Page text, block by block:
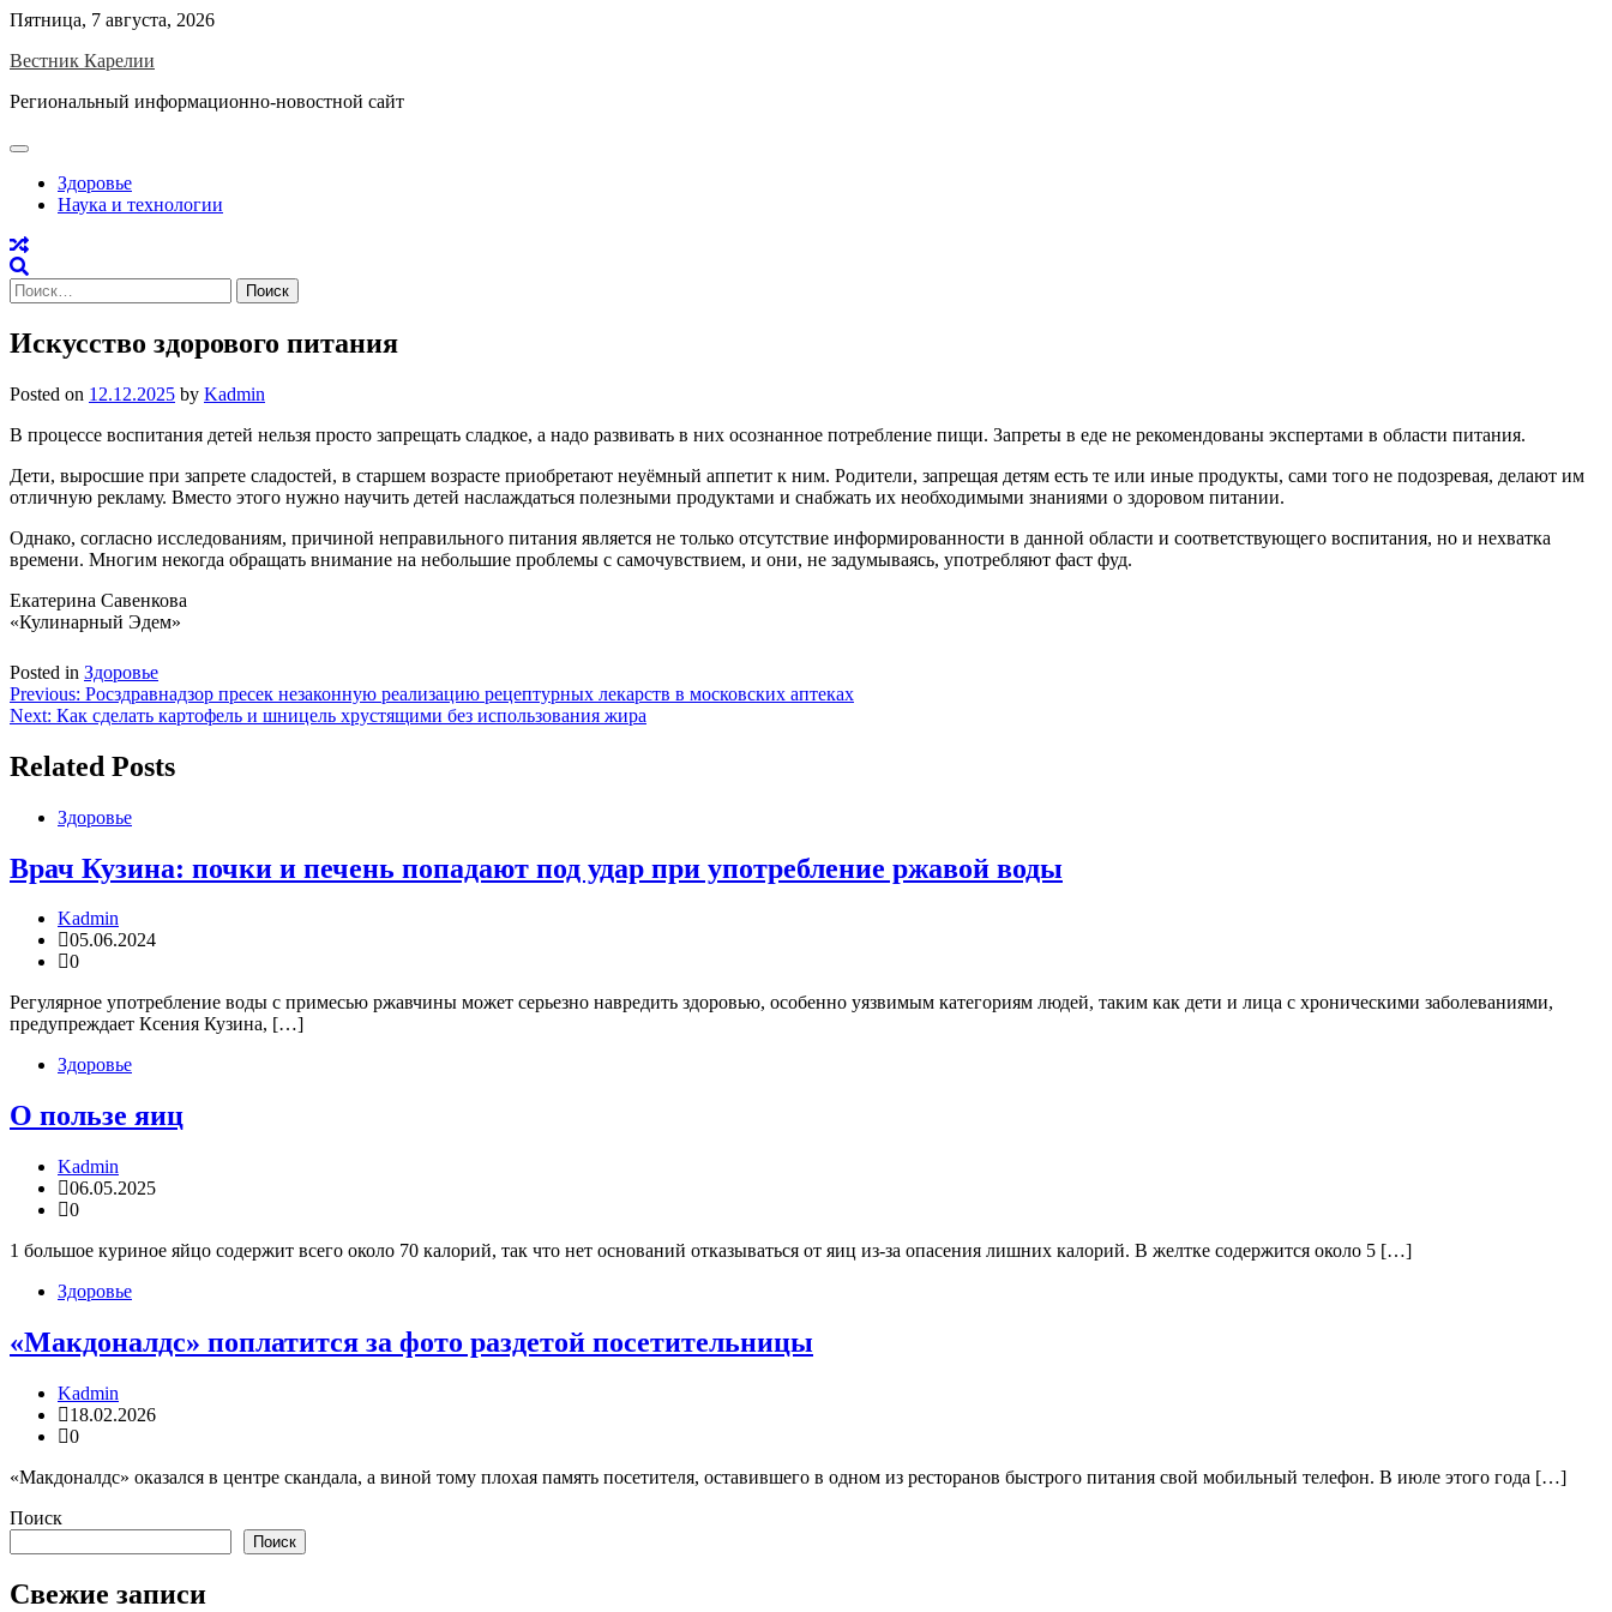
Skip
content
Пятница, 7 августа, 2026
Вестник Карелии
Региональный информационно-новостной сайт
Здоровье
Наука и технологии
Найти:
Искусство здорового питания
Posted on 12.12.2025 by Kadmin
В процессе воспитания детей нельзя просто запрещать сладкое, а надо развивать в них осознанное потребление пищи. Запреты в еде не рекомендованы экспертами в области питания.
Дети, выросшие при запрете сладостей, в старшем возрасте приобретают неуёмный аппетит к ним. Родители, запрещая детям есть те или иные продукты, сами того не подозревая, делают им
отличную рекламу. Вместо этого нужно научить детей наслаждаться полезными продуктами и снабжать их необходимыми знаниями о здоровом питании.
Однако, согласно исследованиям, причиной неправильного питания является не только отсутствие информированности в данной области и соответствующего воспитания, но и нехватка
времени. Многим некогда обращать внимание на небольшие проблемы с самочувствием, и они, не задумываясь, употребляют фаст фуд.
Екатерина Савенкова
«Кулинарный Эдем»
Posted in Здоровье
Навигация
по
записям
Previous: Росздравнадзор пресек незаконную реализацию рецептурных лекарств в московских аптеках
Next: Как сделать картофель и шницель хрустящими без использования жира
Related Posts
Здоровье
Врач Кузина: почки и печень попадают под удар при употребление ржавой воды
Kadmin
05.06.2024
0
Регулярное употребление воды с примесью ржавчины может серьезно навредить здоровью, особенно уязвимым категориям людей, таким как дети и лица с хроническими заболеваниями,
предупреждает Ксения Кузина, […]
Здоровье
О пользе яиц
Kadmin
06.05.2025
0
1 большое куриное яйцо содержит всего около 70 калорий, так что нет оснований отказываться от яиц из-за опасения лишних калорий. В желтке содержится около 5 […]
Здоровье
«Макдоналдс» поплатится за фото раздетой посетительницы
Kadmin
18.02.2026
0
«Макдоналдс» оказался в центре скандала, а виной тому плохая память посетителя, оставившего в одном из ресторанов быстрого питания свой мобильный телефон. В июле этого года […]
Поиск
Поиск
Свежие записи